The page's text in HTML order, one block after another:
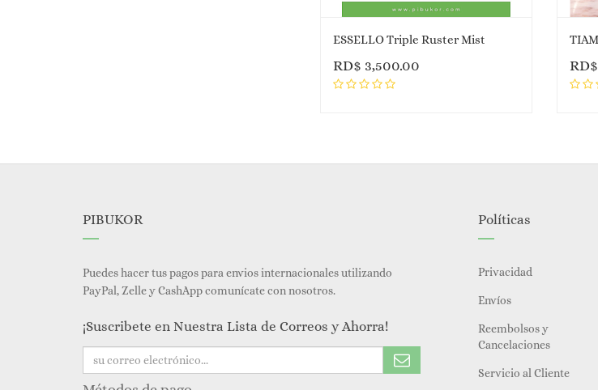
ESSELLO Triple Ruster Mist
RD$ 3,500.00 RD$
PIBUKOR
Puedes hacer tus pagos para envios internacionales utilizando
PayPal, Zelle y CashApp comunícate con nosotros.
¡Suscribete en Nuestra Lista de Correos y Ahorra!
Políticas
Privacidad
Envíos
Reembolsos y
Cancelaciones
Servicio al Cliente